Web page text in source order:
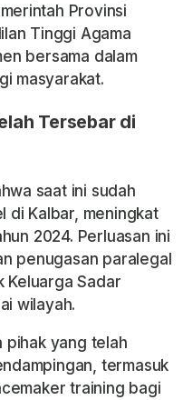
Provinsi
Tinggi Agama
bersama dalam
masyarakat.
Tersebar di
saat ini sudah
di Kalbar, meningkat
2024. Perluasan ini
penugasan paralegal
Keluarga Sadar
wilayah.
pihak yang telah
termasuk
training bagi